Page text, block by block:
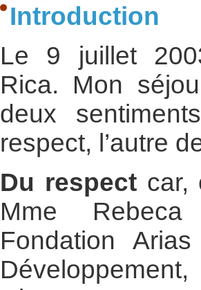
Introduction
Le 9 juillet
Rica. Mon
deux
respect, l’autre
Du respectcar,
Mme
Fondation